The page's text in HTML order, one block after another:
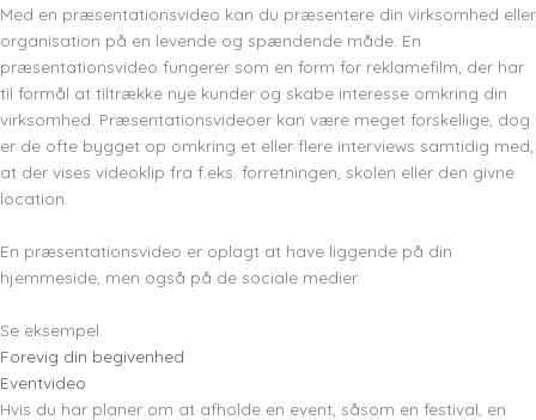
Med en præsentationsvideo kan du præsentere din virksomhed eller
organisation på en levende og spændende måde. En
præsentationsvideo fungerer som en form for reklamefilm, der har
til formål at tiltrække nye kunder og skabe interesse omkring din
virksomhed. Præsentationsvideoer kan være meget forskellige, dog
er de ofte bygget op omkring et eller flere interviews samtidig med,
at der vises videoklip fra f.eks. forretningen, skolen eller den givne
location.
En præsentationsvideo er oplagt at have liggende på din
hjemmeside, men også på de sociale medier.
Se eksempel
Forevig din begivenhed
Eventvideo
Hvis du har planer om at afholde en event, såsom en festival, en